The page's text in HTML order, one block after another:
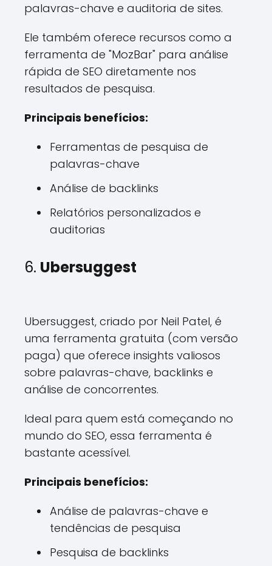
palavras-chave e auditoria de sites.
Ele também oferece recursos como a
ferramenta de "MozBar" para análise
rápida de SEO diretamente nos
resultados de pesquisa.
Principais benefícios:
Ferramentas de pesquisa de
palavras-chave
Análise de backlinks
Relatórios personalizados e
auditorias
6. Ubersuggest
Ubersuggest, criado por Neil Patel, é
uma ferramenta gratuita (com versão
paga) que oferece insights valiosos
sobre palavras-chave, backlinks e
análise de concorrentes.
Ideal para quem está começando no
mundo do SEO, essa ferramenta é
bastante acessível.
Principais benefícios:
Análise de palavras-chave e
tendências de pesquisa
Pesquisa de backlinks